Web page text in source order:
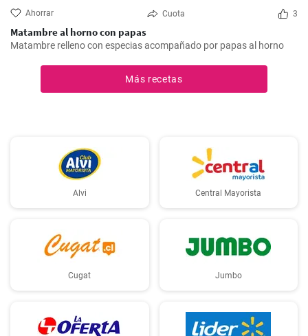
Ahorrar Cuota 3
Matambre al horno con papas
Matambre relleno con especias acompañado por papas al horno
Más recetas
Alvi Central Mayorista
Cugat Jumbo